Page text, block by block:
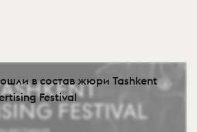
в состав жюри Tashkent
Festival